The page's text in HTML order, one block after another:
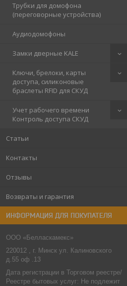
Трубки для домофона
(переговорные устройства)
Аудиодомофоны
Замки дверные KALE
Ключи, брелоки, карты
доступа, силиконовые
браслеты RFID для СКУД
Учет рабочего времени
Контроль доступа СКУД
Статьи
Контакты
Отзывы
Возвраты и гарантия
ИНФОРМАЦИЯ ДЛЯ ПОКУПАТЕЛЯ
ООО «Белласкамекс»
220012 , г. Минск ул. Калиновского
д.55 оф .13
Дата регистрации в Торговом реестре/
Реестре бытовых услуг: Не подлежит